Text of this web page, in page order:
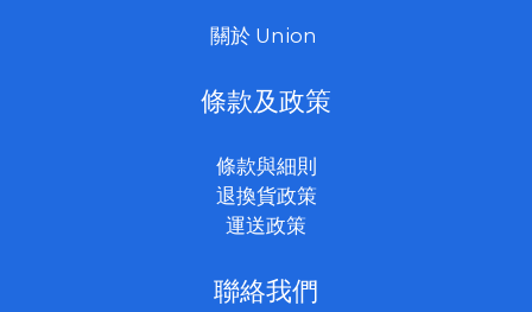
關於 Union
條款及政策
條款與細則
退換貨政策
運送政策
聯絡我們